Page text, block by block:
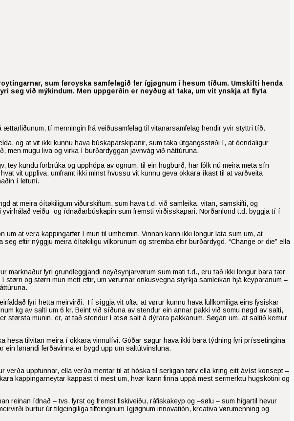
sum føroyska samfelagið fer ígjøgnum í hesum tíðum. Umskifti henda
við mýkindum. Men uppgerðin er neyðug at taka, um vit ynskja at flyta
tí menningin frá veiðusamfelag til vitanarsamfelag hendir yvir styttri tíð.
og at vit ikki kunnu hava búskaparskipanir, sum taka útgangsstøði í, at óendaligur
men mugu liva og virka í burðardyggari javnvág við náttúruna.
kundu forbrúka og upphópa av ognum, til ein hugburð, har fólk nú meira meta sín
vit uppliva, umframt ikki minst hvussu vit kunnu geva okkara íkast til at varðveita
í løtuni.
at meira óítøkiligum viðurskiftum, sum hava t.d. við samleika, vitan, samskifti, og
veiðu- og ídnaðarbúskapin sum fremsti virðisskapari. Norðanlond t.d. byggja tí í
at vera kappingarfør í mun til umheimin. Vinnan kann ikki longur lata sum um, at
eftir nýggju meira óítøkiligu vilkorunum og stremba eftir burðardygd. “Change or die” ella
marknaður fyri grundleggjandi neyðsynjarvørum sum mati t.d., eru tað ikki longur bara tær
og størri mun mett eftir, um vørurnar onkusvegna styrkja samleikan hjá keyparanum –
fyri hetta meirvirði. Tí síggja vit ofta, at vørur kunnu hava fullkomiliga eins fysiskar
kg av salti um 6 kr. Beint við síðuna av stendur ein annar pakki við somu nøgd av salti,
munin, er, at tað stendur Læsø salt á dýrara pakkanum. Søgan um, at saltið kemur
hesa tilvitan meira í okkara vinnulívi. Góðar søgur hava ikki bara týdning fyri príssetingina
lønandi ferðavinna er bygd upp um saltútvinsluna.
uppfunnar, ella verða mentar til at hóska til serligan tørv ella kring eitt ávíst konsept –
kappingarneytar kappast tí mest um, hvør kann finna uppá mest sermerktu hugskotini og
reinan ídnað – tvs. fyrst og fremst fiskiveiðu, ráfiskakeyp og –sølu – sum higartil hevur
burtur úr tilgeingiliga tilfeinginum ígjøgnum innovatión, kreativa vørumenning og